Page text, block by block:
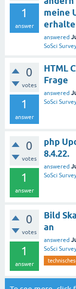
1
answer
meine
answered
SoSci
0
votes
1
answer
HTML
Frage
answered
SoSci
0
votes
1
answer
php
8.4.22.
answered
SoSci
0
votes
1
answer
Bild
an
answered
SoSci